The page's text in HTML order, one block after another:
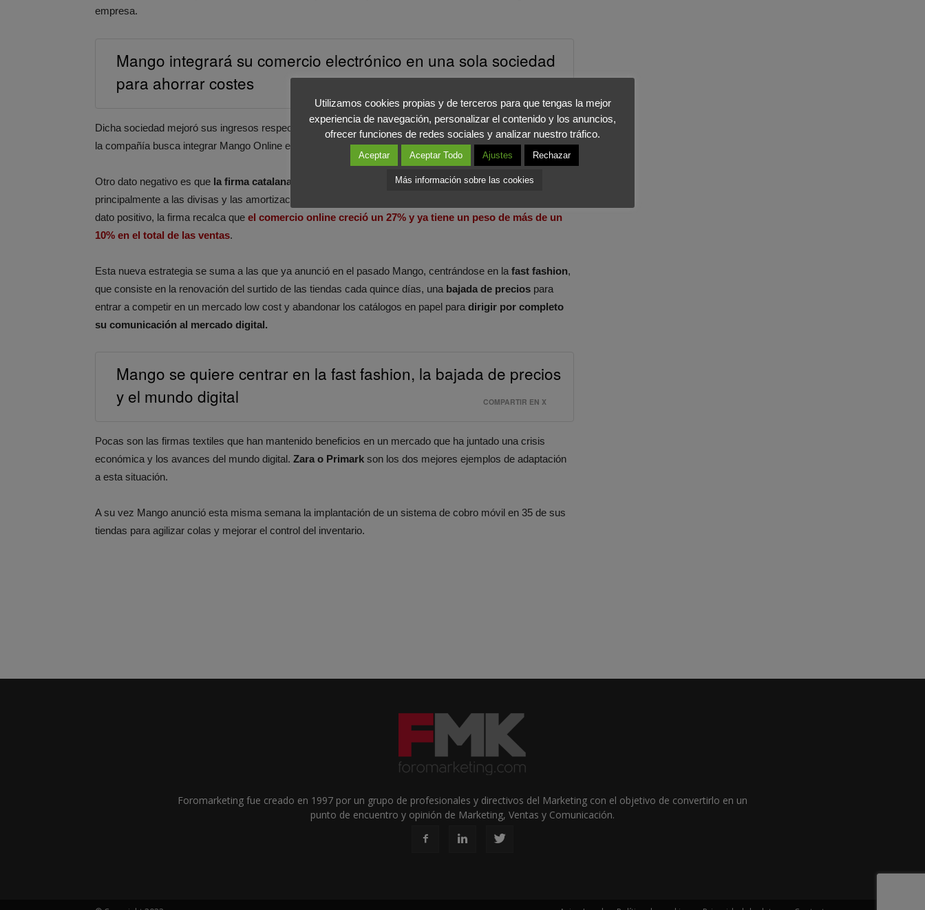
empresa.
Mango integrará su comercio electrónico en una sola sociedad
para ahorrar costes
Dicha sociedad mejoró sus ingresos respecto al año pasado un 22%, lo que nos da una razón de por qué
la compañía busca integrar Mango Online en esta.
Otro dato negativo es que la firma catalana vio reducidos sus beneficios un 95%el año pasado debido
principalmente a las divisas y las amortizaciones de las inversiones realizadas en los últimos años. Como
dato positivo, la firma recalca que el comercio online creció un 27% y ya tiene un peso de más de un
10% en el total de las ventas.
Esta nueva estrategia se suma a las que ya anunció en el pasado Mango, centrándose en la fast fashion,
que consiste en la renovación del surtido de las tiendas cada quince días, una bajada de precios para
entrar a competir en un mercado low cost y abandonar los catálogos en papel para dirigir por completo
su comunicación al mercado digital.
Mango se quiere centrar en la fast fashion, la bajada de precios
y el mundo digital
COMPARTIR EN X
Pocas son las firmas textiles que han mantenido beneficios en un mercado que ha juntado una crisis
económica y los avances del mundo digital. Zara o Primark son los dos mejores ejemplos de adaptación
a esta situación.
A su vez Mango anunció esta misma semana la implantación de un sistema de cobro móvil en 35 de sus
tiendas para agilizar colas y mejorar el control del inventario.
Foromarketing fue creado en 1997 por un grupo de profesionales y directivos del Marketing con el objetivo de convertirlo en un
punto de encuentro y opinión de Marketing, Ventas y Comunicación.
Utilizamos cookies propias y de terceros para que tengas la mejor
experiencia de navegación, personalizar el contenido y los anuncios,
ofrecer funciones de redes sociales y analizar nuestro tráfico.
Aceptar Aceptar Todo Ajustes Rechazar
Más información sobre las cookies